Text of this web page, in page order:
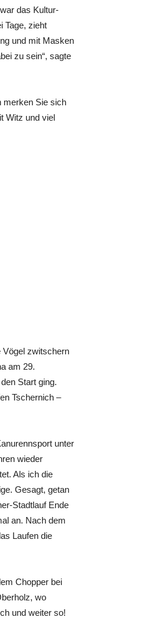
das Kultur-
Tage, zieht
und mit Masken
zu sein“, sagte
merken Sie sich
Witz und viel
Vögel zwitschern
am 29.
Start ging.
Tschernich –
unter
wieder
Als ich die
Gesagt, getan
Stadtlauf Ende
an. Nach dem
Laufen die
Chopper bei
wo
und weiter so!